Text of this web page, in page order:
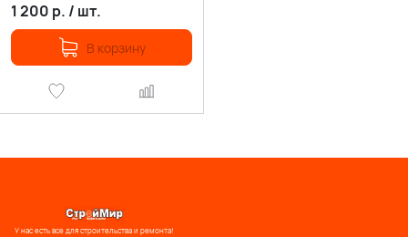
1 200 р. / шт.
В корзину
У нас есть все для строительства и ремонта!